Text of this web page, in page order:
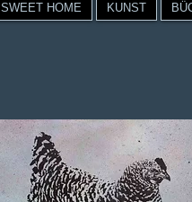
SWEET HOME KUNST